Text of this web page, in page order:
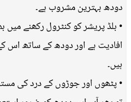
دودھ بہترین مشروب ہے۔
• بلڈ پریشر کو کنٹرول رکھنے
افادیت ہے اور دودھ کے ساتھ اس
ہیں۔
• پٹھوں اور جوڑوں کے درد کی